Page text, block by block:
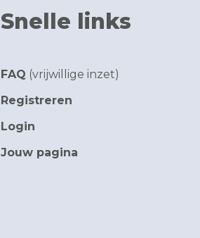
Snelle links
FAQ (vrijwillige inzet)
Registreren
Login
Jouw pagina